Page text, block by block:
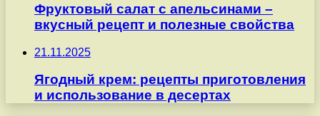
Фруктовый салат с апельсинами –
вкусный рецепт и полезные свойства
21.11.2025
Ягодный крем: рецепты приготовления
и использование в десертах